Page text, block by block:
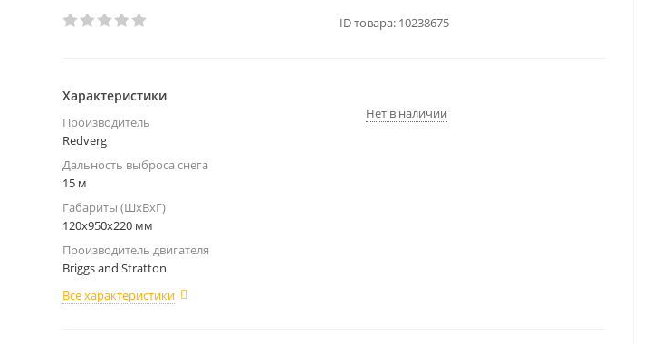
ID товара: 10238675
Характеристики
Производитель
Redverg
Дальность выброса снега
15 м
Габариты (ШхВхГ)
120х950х220 мм
Производитель двигателя
Briggs and Stratton
Все характеристики
Нет в наличии